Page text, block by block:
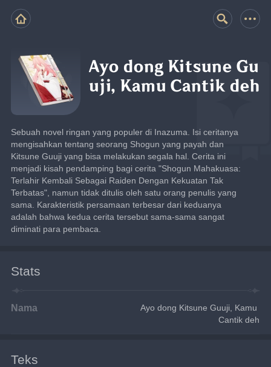
Ayo dong Kitsune Gu
uji, Kamu Cantik deh
Sebuah novel ringan yang populer di Inazuma. Isi ceritanya
mengisahkan tentang seorang Shogun yang payah dan
Kitsune Guuji yang bisa melakukan segala hal. Cerita ini
menjadi kisah pendamping bagi cerita "Shogun Mahakuasa:
Terlahir Kembali Sebagai Raiden Dengan Kekuatan Tak
Terbatas", namun tidak ditulis oleh satu orang penulis yang
sama. Karakteristik persamaan terbesar dari keduanya
adalah bahwa kedua cerita tersebut sama-sama sangat
diminati para pembaca.
Stats
Nama
Ayo dong Kitsune Guuji, Kamu
Cantik deh
Teks